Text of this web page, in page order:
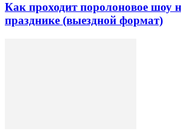
Как проходит поролоновое шоу
празднике (выездной формат)